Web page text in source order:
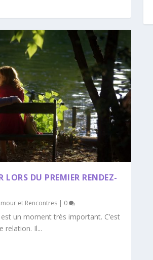
LORS DU PREMIER RENDEZ-
et Rencontres| 0
un moment très important. C’est
relation. Il...